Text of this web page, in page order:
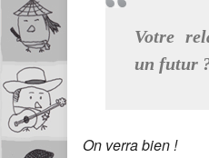
Votre
un futur
On verra bien !